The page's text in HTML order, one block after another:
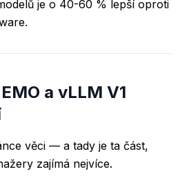
je o 40-60 % lepší oproti
a vLLM V1
věci — a tady je ta část,
zajímá nejvíce.